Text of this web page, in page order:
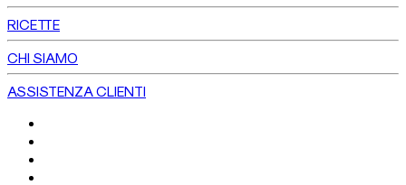
RICETTE
CHI SIAMO
ASSISTENZA CLIENTI